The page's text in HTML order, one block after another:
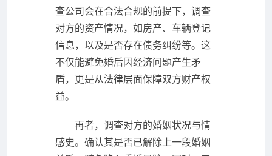
查公司会在合法合规的前提下，调查
对方的资产情况，如房产、车辆登记
信息，以及是否存在债务纠纷等。这
不仅能避免婚后因经济问题产生矛
盾，更是从法律层面保障双方财产权
益。
再者，调查对方的婚姻状况与情
感史。确认其是否已解除上一段婚姻